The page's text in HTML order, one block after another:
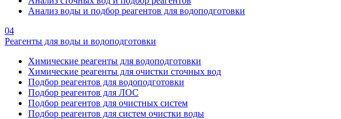
Анализ воды и подбор реагентов для водоподготовки
04
Реагенты для воды и водоподготовки
Химические реагенты для водоподготовки
Химические реагенты для очистки сточных вод
Подбор реагентов для водоподготовки
Подбор реагентов для ЛОС
Подбор реагентов для очистных систем
Подбор реагентов для систем очистки воды